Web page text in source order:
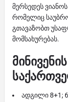
მერსედეს
რომელიც
გთავაზობთ
მომსახურებას.
ადგილი 8+1;